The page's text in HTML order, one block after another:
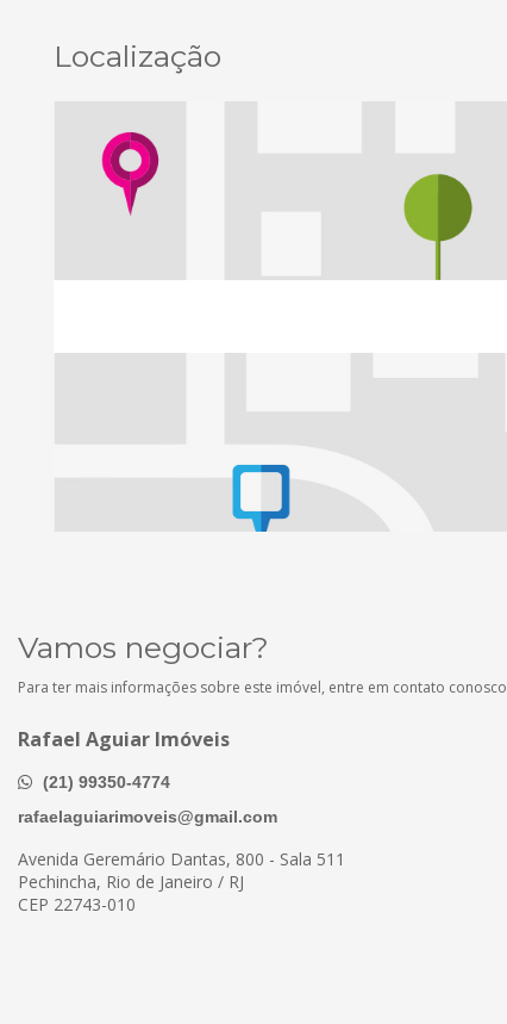
Localização
Vamos negociar?
Para ter mais informações sobre este imóvel, entre em contato conosco
Rafael Aguiar Imóveis
(21) 99350-4774
rafaelaguiarimoveis@gmail.com
Avenida Geremário Dantas, 800 - Sala 511
Pechincha, Rio de Janeiro / RJ
CEP 22743-010